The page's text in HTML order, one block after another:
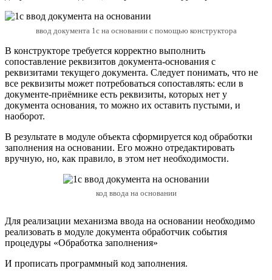
ввод документа 1с на основании с помощью конструктора
В конструкторе требуется корректно выполнить
сопоставление реквизитов документа-основания с
реквизитами текущего документа. Следует понимать, что не
все реквизиты может потребоваться сопоставлять: если в
документе-приёмнике есть реквизиты, которых нет у
документа основания, то можно их оставить пустыми, и
наоборот.
В результате в модуле объекта сформируется код обработки
заполнения на основании. Его можно отредактировать
вручную, но, как правило, в этом нет необходимости.
код ввода на основании
Для реализации механизма ввода на основании необходимо
реализовать в модуле документа обработчик события
процедуры «Обработка заполнения»
И прописать программный код заполнения.